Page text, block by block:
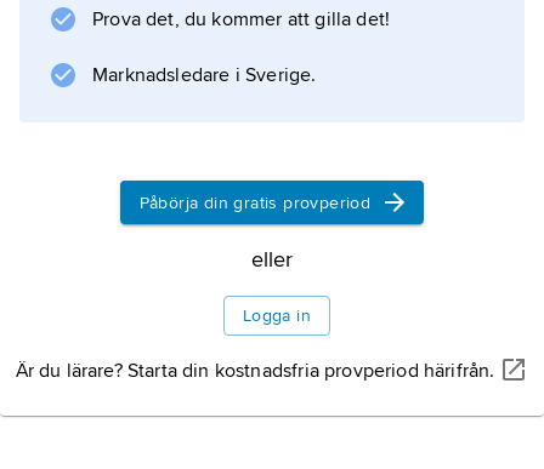
Prova det, du kommer att gilla det!
Marknadsledare i Sverige.
Påbörja din gratis provperiod
eller
Logga in
Är du lärare? Starta din kostnadsfria provperiod härifrån.